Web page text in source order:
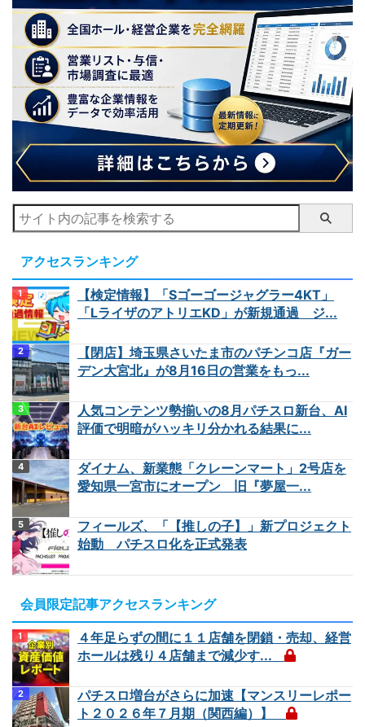
アクセスランキング
【検定情報】「Sゴーゴージャグラー4KT」
「LライザのアトリエKD」が新規通過 ジ...
【閉店】埼玉県さいたま市のパチンコ店『ガー
デン大宮北』が8月16日の営業をもっ...
人気コンテンツ勢揃いの8月パチスロ新台、AI
評価で明暗がハッキリ分かれる結果に...
ダイナム、新業態「クレーンマート」2号店を
愛知県一宮市にオープン 旧『夢屋一...
フィールズ、「【推しの子】」新プロジェクト
始動 パチスロ化を正式発表
会員限定記事アクセスランキング
４年足らずの間に１１店舗を閉鎖・売却、経営
ホールは残り４店舗まで減少す...
パチスロ増台がさらに加速【マンスリーレポー
ト２０２６年７月期（関西編）】